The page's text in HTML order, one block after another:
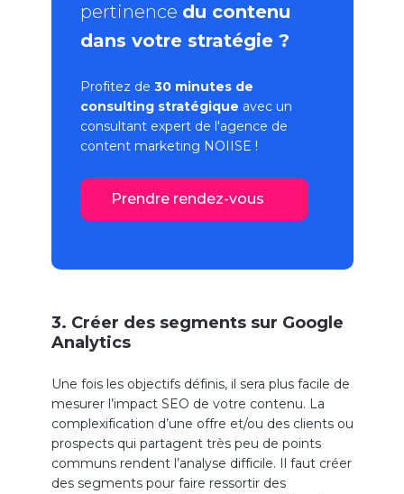
pertinence du contenu
dans votre stratégie ?
Profitez de 30 minutes de
consulting stratégique avec un
consultant expert de l'agence de
content marketing NOIISE !
Prendre rendez-vous
3. Créer des segments sur Google
Analytics
Une fois les objectifs définis, il sera plus facile de
mesurer l’impact SEO de votre contenu. La
complexification d’une offre et/ou des clients ou
prospects qui partagent très peu de points
communs rendent l’analyse difficile. Il faut créer
des segments pour faire ressortir des